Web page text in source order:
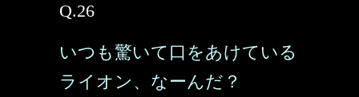
Q.26
いつも驚いて口をあけている
ライオン、なーんだ？